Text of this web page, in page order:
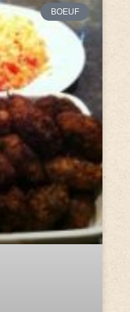
BOEUF